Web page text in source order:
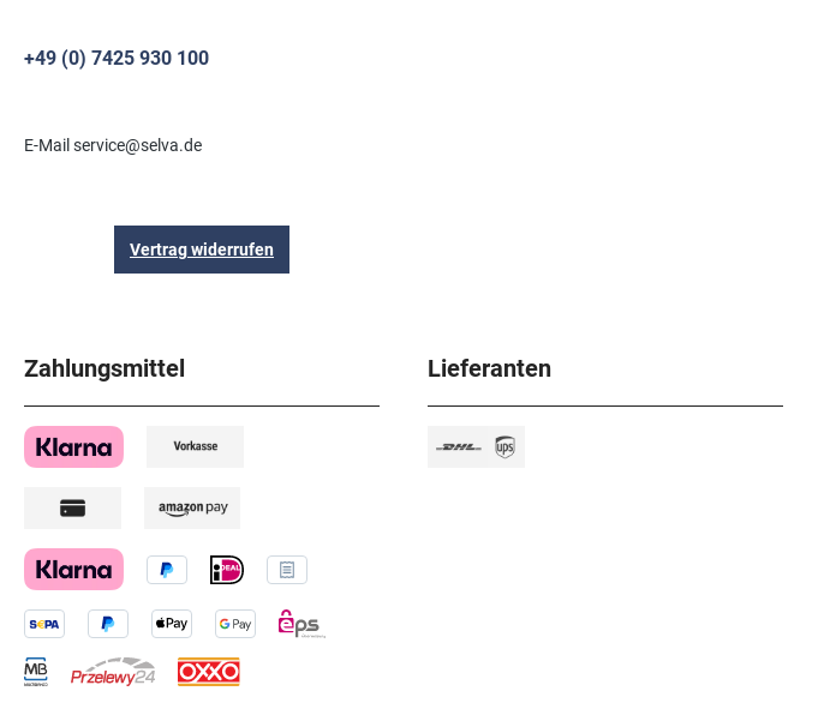
+49 (0) 7425 930 100
E-Mail service@selva.de
Vertrag widerrufen
Zahlungsmittel Lieferanten